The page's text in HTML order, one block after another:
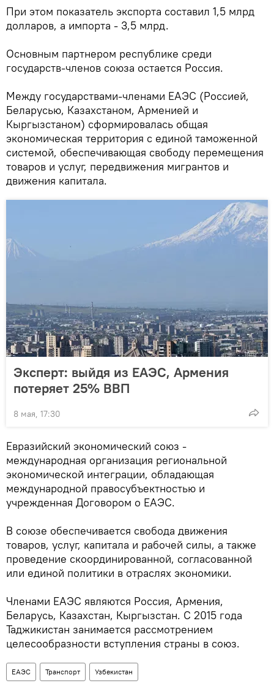
При этом показатель экспорта составил 1,5 млрд
долларов, а импорта - 3,5 млрд.
Основным партнером республике среди
государств-членов союза остается Россия.
Между государствами-членами ЕАЭС (Россией,
Беларусью, Казахстаном, Арменией и
Кыргызстаном) сформировалась общая
экономическая территория с единой таможенной
системой, обеспечивающая свободу перемещения
товаров и услуг, передвижения мигрантов и
движения капитала.
Эксперт: выйдя из ЕАЭС, Армения
потеряет 25% ВВП
8 мая, 17:30
Евразийский экономический союз -
международная организация региональной
экономической интеграции, обладающая
международной правосубъектностью и
учрежденная Договором о ЕАЭС.
В союзе обеспечивается свобода движения
товаров, услуг, капитала и рабочей силы, а также
проведение скоординированной, согласованной
или единой политики в отраслях экономики.
Членами ЕАЭС являются Россия, Армения,
Беларусь, Казахстан, Кыргызстан. С 2015 года
Таджикистан занимается рассмотрением
целесообразности вступления страны в союз.
ЕАЭС Транспорт Узбекистан